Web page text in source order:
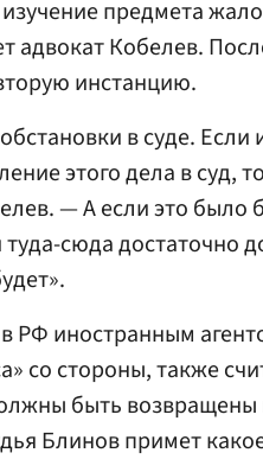
предмета
адвокат Кобелев.
инстанцию.
в суде. Если
этого дела в суд,
— А если это было
сюда достаточно
РФ иностранным
со стороны, также
быть возвращены
Блинов примет